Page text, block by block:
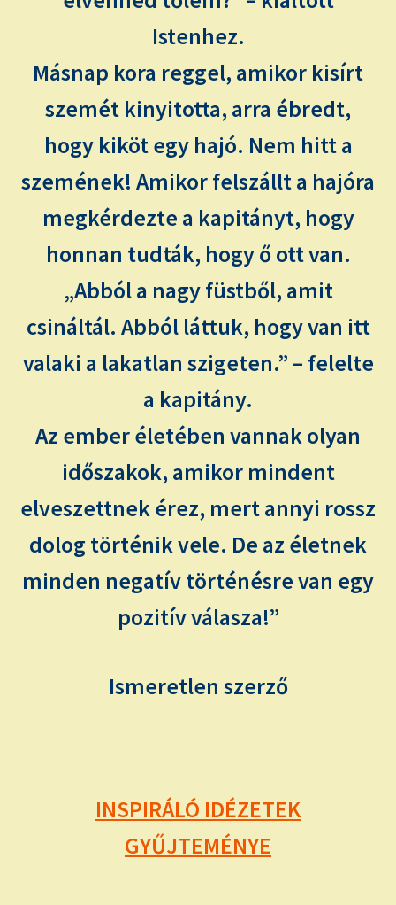
Istenhez.
Másnap kora reggel, amikor kisírt
szemét kinyitotta, arra ébredt,
hogy kiköt egy hajó. Nem hitt a
szemének! Amikor felszállt a hajóra
megkérdezte a kapitányt, hogy
honnan tudták, hogy ő ott van.
„Abból a nagy füstből, amit
csináltál. Abból láttuk, hogy van itt
valaki a lakatlan szigeten.” – felelte
a kapitány.
Az ember életében vannak olyan
időszakok, amikor mindent
elveszettnek érez, mert annyi rossz
dolog történik vele. De az életnek
minden negatív történésre van egy
pozitív válasza!”
Ismeretlen szerző
INSPIRÁLÓ IDÉZETEK
GYŰJTEMÉNYE